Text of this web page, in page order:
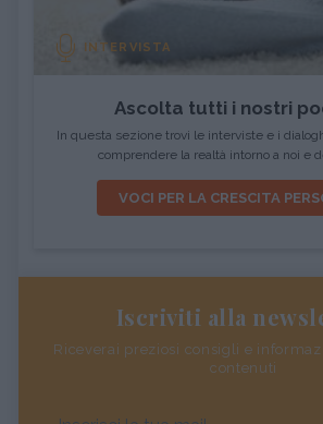
INTERVISTA
Ascolta tutti i nostri
In questa sezione trovi le interviste e i
comprendere la realtà intorno a noi e
VOCI PER LA CRESCITA
Iscriviti alla
Riceverai preziosi consigli e
contenuti